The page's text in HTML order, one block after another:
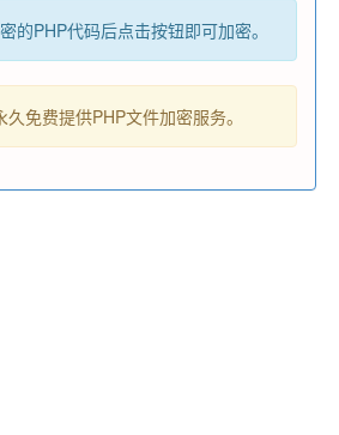
的PHP代码后点击按钮即可加密。
久免费提供PHP文件加密服务。